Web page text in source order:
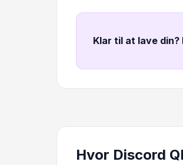
Klar til at lave
Hvor Discord